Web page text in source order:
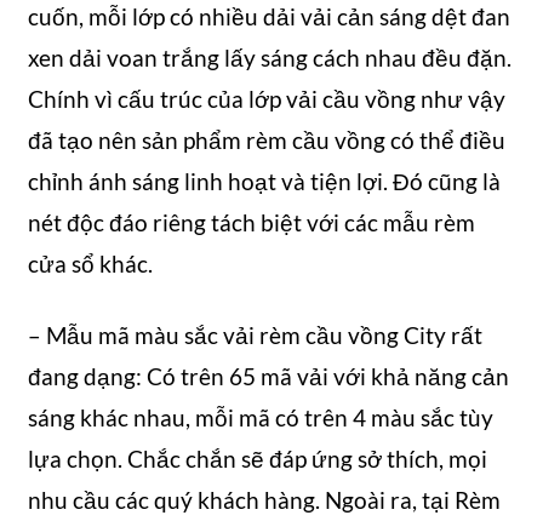
cuốn, mỗi lớp có nhiều dải vải cản sáng dệt đan
xen dải voan trắng lấy sáng cách nhau đều đặn.
Chính vì cấu trúc của lớp vải cầu vồng như vậy
đã tạo nên sản phẩm rèm cầu vồng có thể điều
chỉnh ánh sáng linh hoạt và tiện lợi. Đó cũng là
nét độc đáo riêng tách biệt với các mẫu rèm
cửa sổ khác.
– Mẫu mã màu sắc vải rèm cầu vồng City rất
đang dạng: Có trên 65 mã vải với khả năng cản
sáng khác nhau, mỗi mã có trên 4 màu sắc tùy
lựa chọn. Chắc chắn sẽ đáp ứng sở thích, mọi
nhu cầu các quý khách hàng. Ngoài ra, tại Rèm